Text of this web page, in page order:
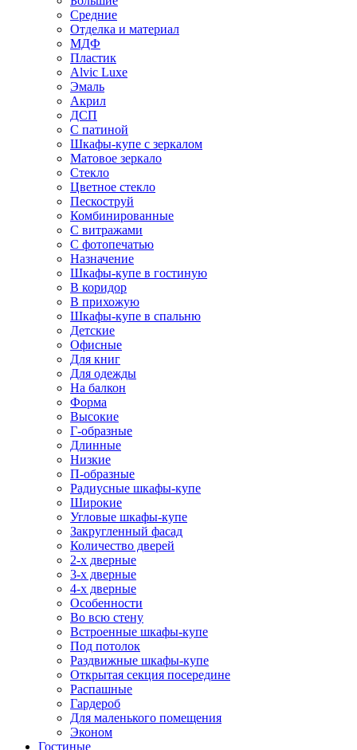
Средние
Отделка и материал
МДФ
Пластик
Alvic Luxe
Эмаль
Акрил
ДСП
С патиной
Шкафы-купе с зеркалом
Матовое зеркало
Стекло
Цветное стекло
Пескоструй
Комбинированные
С витражами
С фотопечатью
Назначение
Шкафы-купе в гостиную
В коридор
В прихожую
Шкафы-купе в спальню
Детские
Офисные
Для книг
Для одежды
На балкон
Форма
Высокие
Г-образные
Длинные
Низкие
П-образные
Радиусные шкафы-купе
Широкие
Угловые шкафы-купе
Закругленный фасад
Количество дверей
2-х дверные
3-х дверные
4-х дверные
Особенности
Во всю стену
Встроенные шкафы-купе
Под потолок
Раздвижные шкафы-купе
Открытая секция посередине
Распашные
Гардероб
Для маленького помещения
Эконом
Гостиные